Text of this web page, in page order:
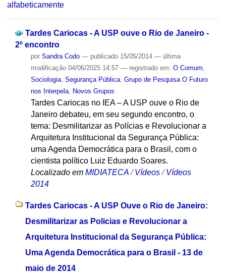
alfabeticamente
Tardes Cariocas - A USP ouve o Rio de Janeiro -
2º encontro
por Sandra Codo — publicado15/05/2014 — última
modificação04/06/2025 14:57 — registrado em: O Comum
Sociologia, Segurança Pública, Grupo de Pesquisa O Futuro
nos Interpela, Novos Grupos
Tardes Cariocas no IEA – A USP ouve o Rio de
Janeiro debateu, em seu segundo encontro, o
tema: Desmilitarizar as Polícias e Revolucionar a
Arquitetura Institucional da Segurança Pública:
uma Agenda Democrática para o Brasil, com o
cientista político Luiz Eduardo Soares.
Localizado em MIDIATECA /Vídeos /Vídeos
2014
Tardes Cariocas - A USP Ouve o Rio de Janeiro:
Desmilitarizar as Policias e Revolucionar a
Arquitetura Institucional da Segurança Pública:
Uma Agenda Democrática para o Brasil - 13 de
maio de 2014